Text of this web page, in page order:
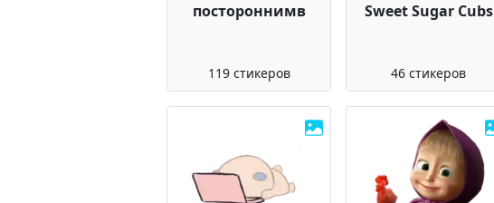
постороннимв
119 стикеров
Sweet Sugar Cubs
46 стикеров